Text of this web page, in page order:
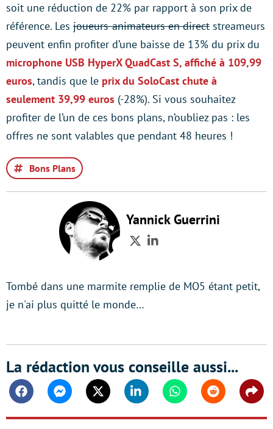
soit une réduction de 22% par rapport à son prix de
référence. Les joueurs-animateurs en direct streameurs
peuvent enfin profiter d’une baisse de 13% du prix du
microphone USB HyperX QuadCast S, affiché à 109,99
euros, tandis que le prix du SoloCast chute à
seulement 39,99 euros (-28%). Si vous souhaitez
profiter de l’un de ces bons plans, n’oubliez pas : les
offres ne sont valables que pendant 48 heures !
Bons Plans
Yannick Guerrini
TwitterLinkedIn
Tombé dans une marmite remplie de MO5 étant petit,
je n'ai plus quitté le monde…
La rédaction vous conseille aussi...
FacebookMessengerTwitter Linkedin WhatsappReddit